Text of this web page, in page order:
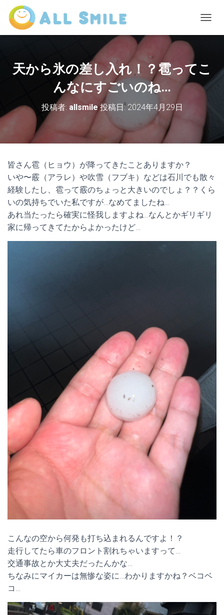
ビ
シ
ョ
ン
を
天から氷の差し入れ！？雹ってこ
んなにすごいのね…
投稿者: allsmile投稿日: 2024年4月29日
皆さん雹（ヒョウ）が降ってきたことありますか？
いや〜霰（アラレ）や吹雪（フブキ）などは石川でも散々
経験したし、雹って霰のちょっと大きいのでしょ？？くら
いの気持ちでいた私ですが…なめてましたね…
あれ当たったら確実に怪我しますよね…なんとかギリギリ
家に帰ってきてたからよかったけど…
こんなの空から何発も打ち込まれるんですよ！？
走行してたら車のフロント割れちゃいますって…
交通事故とか大丈夫だったんかな…
ちなみにマイカーは無惨な姿に…わかりますかね？ベコベ
コ…